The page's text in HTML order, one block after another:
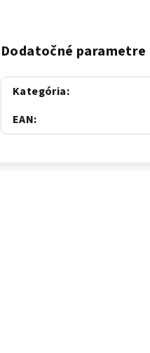
Dodatočné parametre
Kategória:
EAN: